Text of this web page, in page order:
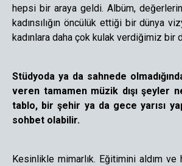
hepsi bir araya geldi. Albüm,
kadınsılığın öncülük ettiği bir dünya
kadınlara daha çok kulak verdiğimiz bir
Stüdyoda ya da sahnede
veren tamamen müzik dışı şeyler
tablo, bir şehir ya da gece yarısı
sohbet olabilir.
Kesinlikle mimarlık. Eğitimini aldım ve